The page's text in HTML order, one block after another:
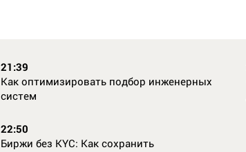
21:39
Как оптимизировать подбор инженерных
систем
22:50
Биржи без KYC: Как сохранить